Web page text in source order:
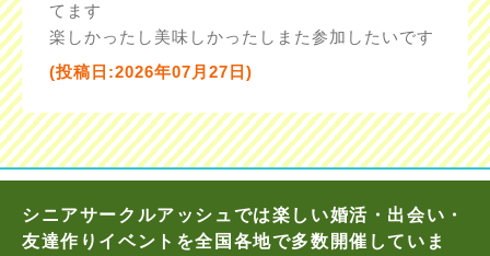
てます
楽しかったし美味しかったしまた参加したいです
(投稿日:2026年07月27日)
シニアサークルアッシュでは楽しい婚活・出会い・
友達作りイベントを全国各地で多数開催していま